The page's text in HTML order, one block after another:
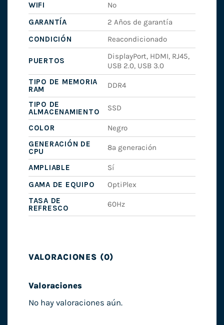
WIFI
No
GARANTÍA
2 Años de garantía
CONDICIÓN
Reacondicionado
PUERTOS
DisplayPort, HDMI, RJ45,
USB 2.0, USB 3.0
TIPO DE MEMORIA
RAM
DDR4
TIPO DE
ALMACENAMIENTO
SSD
COLOR
Negro
GENERACIÓN DE
CPU
8ª generación
AMPLIABLE
Sí
GAMA DE EQUIPO
OptiPlex
TASA DE
REFRESCO
60Hz
VALORACIONES (0)
Valoraciones
No hay valoraciones aún.